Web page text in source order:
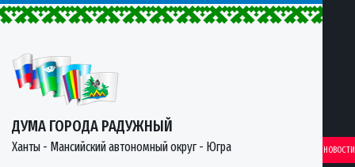
ДУМА ГОРОДА РАДУЖНЫЙ
Ханты - Мансийский автономный округ - Югра НОВОСТИ